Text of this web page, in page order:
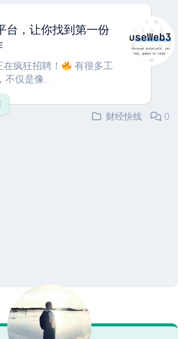
台，让你找到第一份
疯狂招聘！
有很多工
不仅是像...
财经快线
0